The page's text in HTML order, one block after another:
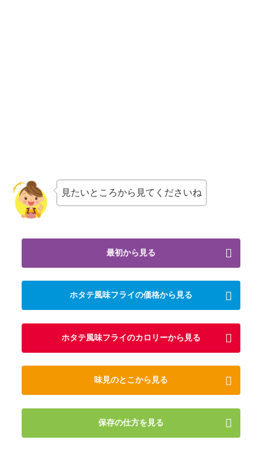
見たいところから見てくださいね
最初から見る
ホタテ風味フライの価格から見る
ホタテ風味フライのカロリーから見る
味見のとこから見る
保存の仕方を見る